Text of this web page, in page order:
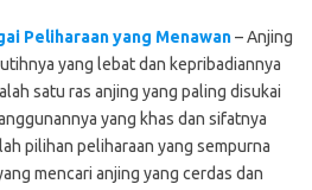
Peliharaan yang Menawan– Anjing
yang lebat dan kepribadiannya
satu ras anjing yang paling disukai
yang khas dan sifatnya
pilihan peliharaan yang sempurna
mencari anjing yang cerdas dan